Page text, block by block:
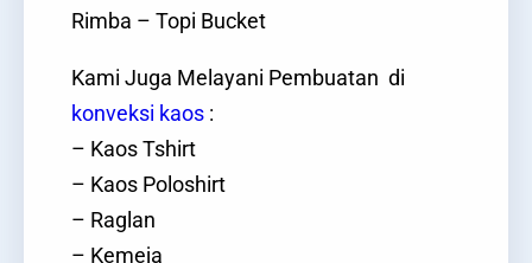
Rimba – Topi Bucket
Kami Juga Melayani Pembuatan di
konveksi kaos :
– Kaos Tshirt
– Kaos Poloshirt
– Raglan
– Kemeja